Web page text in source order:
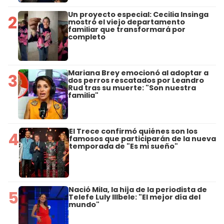
2 Un proyecto especial: Cecilia Insinga
mostró el viejo departamento
familiar que transformará por
completo
3 Mariana Brey emocionó al adoptar a
dos perros rescatados por Leandro
Rud tras su muerte: "Son nuestra
familia"
4 El Trece confirmó quiénes son los
famosos que participarán de la nueva
temporada de "Es mi sueño"
5 Nació Mila, la hija de la periodista de
Telefe Luly Illbele: "El mejor día del
mundo"